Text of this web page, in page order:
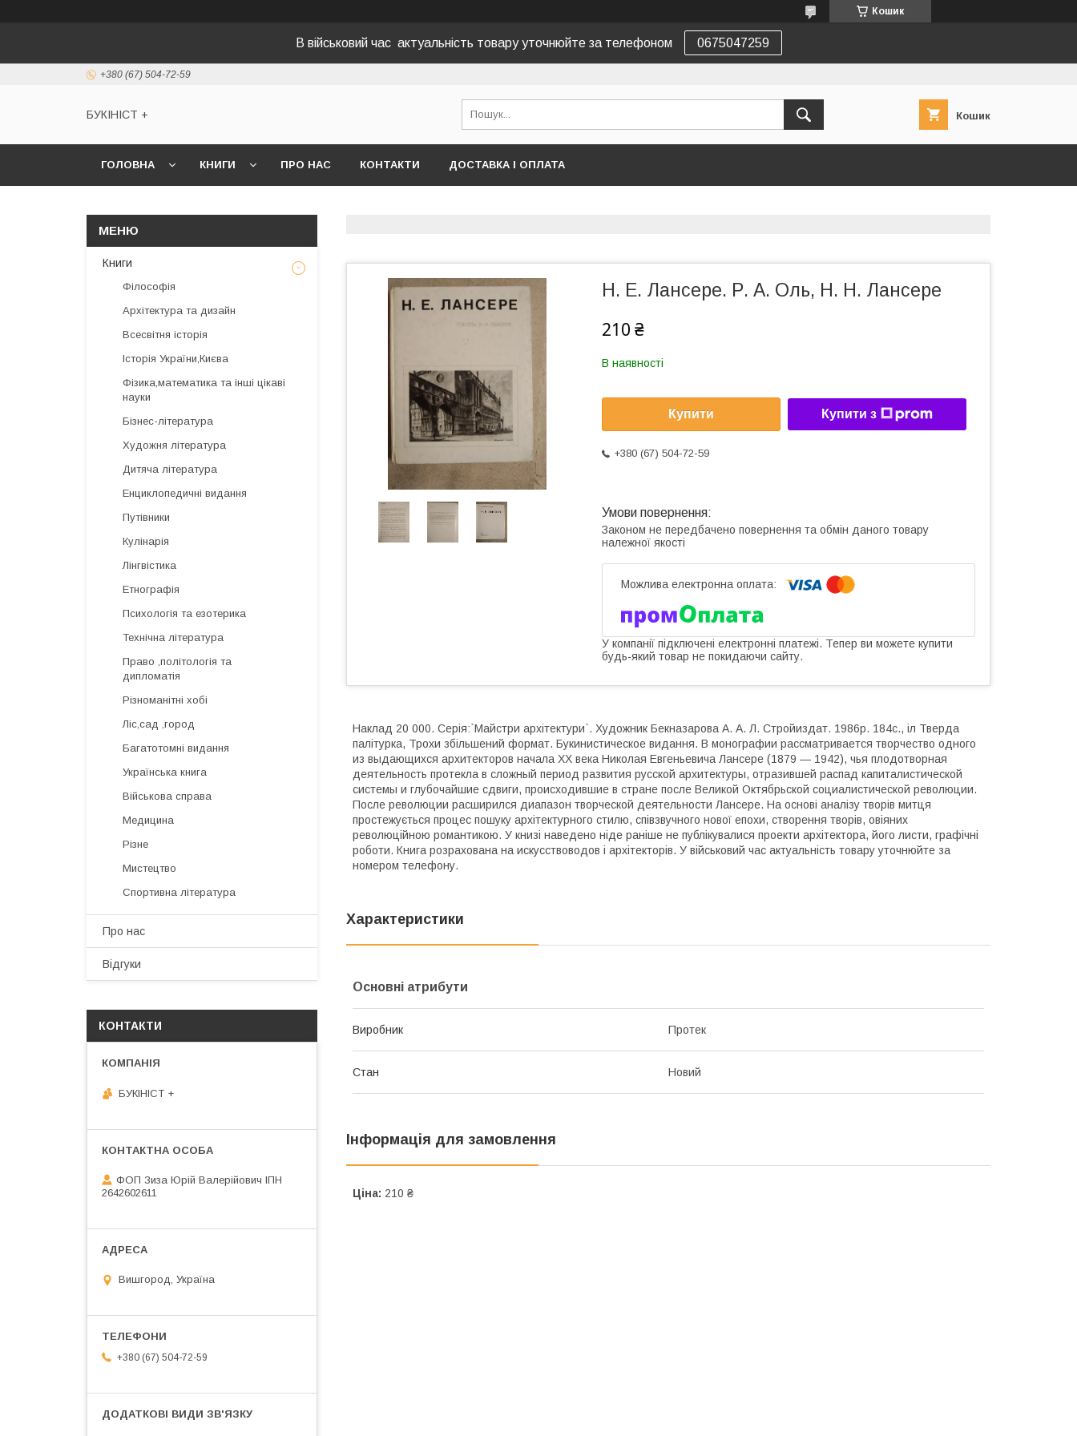
Кошик
В військовий час актуальність товару уточнюйте за телефоном 0675047259
+380 (67) 504-72-59
БУКІНІСТ + Кошик
ГОЛОВНА КНИГИ ПРО НАС КОНТАКТИ ДОСТАВКА І ОПЛАТА
Н. Е. Лансере. Р. А. Оль, Н. Н. Лансере
210 ₴
В наявності
Купити Купити з
+380 (67) 504-72-59
Законом не передбачено повернення та обмін даного товару
належної якості
У компанії підключені електронні платежі. Тепер ви можете купити
будь-який товар не покидаючи сайту.
Наклад 20 000. Серія:`Майстри архітектури`. Художник Бекназарова А. А. Л. Стройиздат. 1986р. 184с., іл Тверда
палітурка, Трохи збільшений формат. Букинистическое видання. В монографии рассматривается творчество одного
из выдающихся архитекторов начала XX века Николая Евгеньевича Лансере (1879 ― 1942), чья плодотворная
деятельность протекла в сложный период развития русской архитектуры, отразившей распад капиталистической
системы и глубочайшие сдвиги, происходившие в стране после Великой Октябрьской социалистической революции.
После революции расширился диапазон творческой деятельности Лансере. На основі аналізу творів митця
простежується процес пошуку архітектурного стилю, співзвучного нової епохи, створення творів, овіяних
революційною романтикою. У книзі наведено ніде раніше не публікувалися проекти архітектора, його листи, графічні
роботи. Книга розрахована на искусствоводов і архітекторів. У військовий час актуальність товару уточнюйте за
номером телефону.
Характеристики
Основні атрибути
Виробник Протек
Стан Новий
Інформація для замовлення
Ціна: 210 ₴
Книги
Філософія
Архітектура та дизайн
Всесвітня історія
Історія України,Києва
Фізика,математика та інші цікаві
науки
Бізнес-література
Художня література
Дитяча література
Енциклопедичні видання
Путівники
Кулінарія
Лінгвістика
Етнографія
Психологія та езотерика
Технічна література
Право ,політологія та
дипломатія
Різноманітні хобі
Ліс,сад ,город
Багатотомні видання
Українська книга
Військова справа
Медицина
Різне
Мистецтво
Спортивна література
Про нас
Відгуки
КОНТАКТИ
БУКІНІСТ +
ФОП Зиза Юрій Валерійович ІПН
2642602611
Вишгород, Україна
+380 (67) 504-72-59